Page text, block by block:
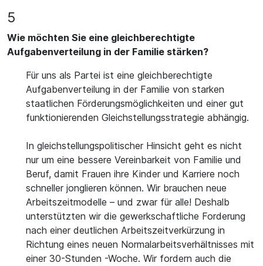
5
Wie möchten Sie eine gleichberechtigte
Aufgabenverteilung in der Familie stärken?
Für uns als Partei ist eine gleichberechtigte
Aufgabenverteilung in der Familie von starken
staatlichen Förderungsmöglichkeiten und einer gut
funktionierenden Gleichstellungsstrategie abhängig.
In gleichstellungspolitischer Hinsicht geht es nicht
nur um eine bessere Vereinbarkeit von Familie und
Beruf, damit Frauen ihre Kinder und Karriere noch
schneller jonglieren können. Wir brauchen neue
Arbeitszeitmodelle – und zwar für alle! Deshalb
unterstützten wir die gewerkschaftliche Forderung
nach einer deutlichen Arbeitszeitverkürzung in
Richtung eines neuen Normalarbeitsverhältnisses mit
einer 30-Stunden -Woche. Wir fordern auch die